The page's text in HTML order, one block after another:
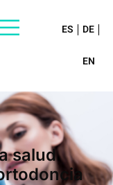
ES DE
EN
salud